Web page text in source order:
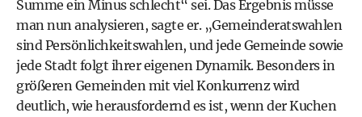
Summe ein Minus schlecht“ sei. Das Ergebnis müsse
man nun analysieren, sagte er. „Gemeinderatswahlen
sind Persönlichkeitswahlen, und jede Gemeinde sowie
jede Stadt folgt ihrer eigenen Dynamik. Besonders in
größeren Gemeinden mit viel Konkurrenz wird
deutlich, wie herausfordernd es ist, wenn der Kuchen